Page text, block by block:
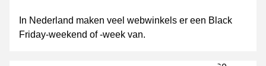
In Nederland maken veel webwinkels er een Black
Friday-weekend of -week van.